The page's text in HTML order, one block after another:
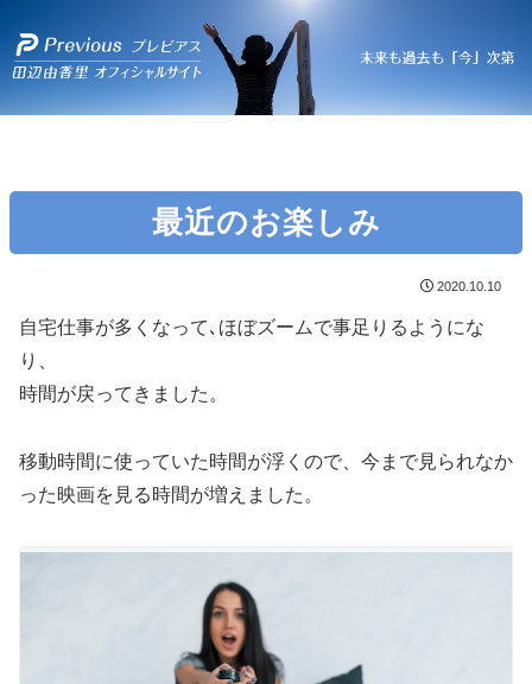
最近のお楽しみ
2020.10.10
自宅仕事が多くなって､ほぼズームで事足りるようにな
り、
時間が戻ってきました。
移動時間に使っていた時間が浮くので、今まで見られなか
った映画を見る時間が増えました。